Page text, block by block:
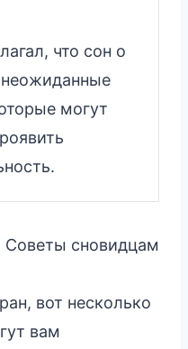
что сон о
неожиданные
могут
Советы сновидцам
вот несколько
вам